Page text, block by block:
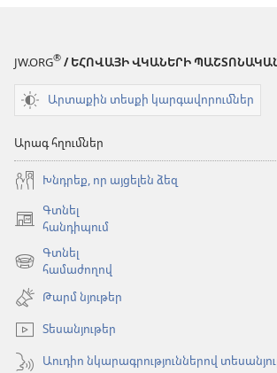
JW.ORG® / ԵՀՈՎԱՅԻ ՎԿԱՆԵՐԻ
Արտաքին տեսքի կարգավորումներ
Արագ հղումներ
Խնդրեք, որ այցելեն ձեզ
Գտնել
հանդիպում
(բացվում
նոր
պատուհան)
Գտնել
համաժողով
(բացվում
նոր
պատուհան)
Թարմ նյութեր
Տեսանյութեր
Աուդիո նկարագրություններով